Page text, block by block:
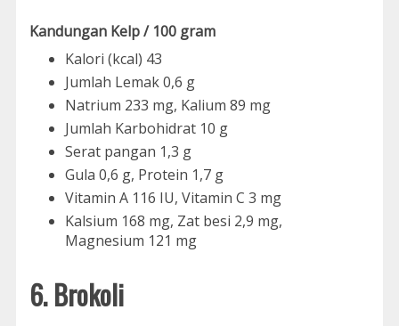
Kandungan Kelp / 100 gram
Kalori (kcal) 43
Jumlah Lemak 0,6 g
Natrium 233 mg, Kalium 89 mg
Jumlah Karbohidrat 10 g
Serat pangan 1,3 g
Gula 0,6 g, Protein 1,7 g
Vitamin A 116 IU, Vitamin C 3 mg
Kalsium 168 mg, Zat besi 2,9 mg,
Magnesium 121 mg
6. Brokoli